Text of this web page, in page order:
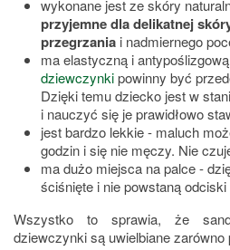
wykonane jest ze skóry
przyjemne dla delikatnej
przegrzania i nadmiernego
ma elastyczną i
dziewczynkipowinny być
Dzięki temu dziecko jest w
i nauczyć się je prawidłowo
jest bardzo lekkie - maluch
godzin i się nie męczy. Nie
ma dużo miejsca na palce -
ściśnięte i nie powstaną
Wszystko to sprawia, że
dziewczynki są uwielbiane